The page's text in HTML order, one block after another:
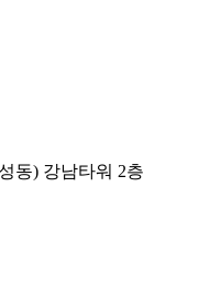
동) 강남타워 2층